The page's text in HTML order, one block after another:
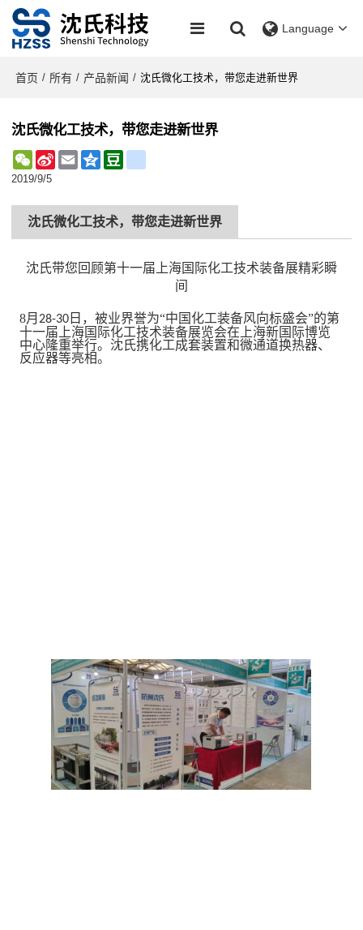
Language
首页 / 所有 / 产品新闻 / 沈氏微化工技术，带您走进新世界
沈氏微化工技术，带您走进新世界
WeChat
Sina
Weibo
Email Qzone
2019/9/5
沈氏微化工技术，带您走进新世界
沈氏带您回顾第十一届上海国际化工技术装备展精彩瞬
间
8月28-30 日，被业界誉为“中国化工装备风向标盛会”的第
十一届上海国际化工技术装备展览会在上海新国际博览
中心隆重举行。沈氏携化工成套装置和微通道换热器、
反应器等亮相。